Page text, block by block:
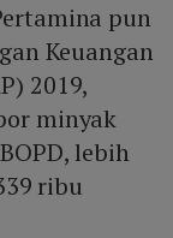
pun
Keuangan
2019,
minyak
lebih
ribu